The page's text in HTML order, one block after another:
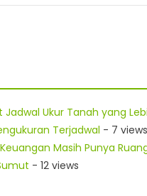
Ukur Tanah yang
Terjadwal - 7 views
Masih Punya
- 12 views